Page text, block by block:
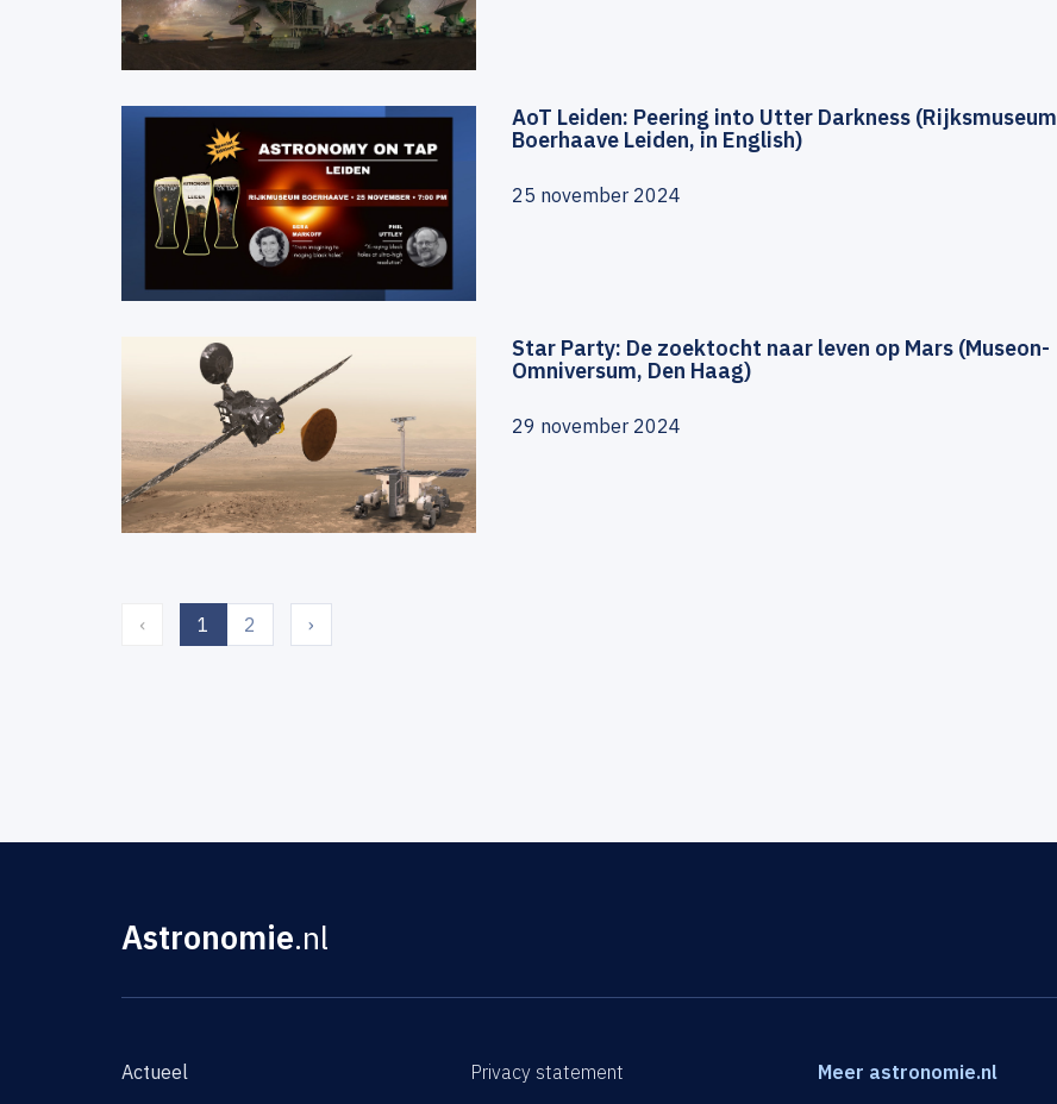
AoT Leiden: Peering into Utter Darkness (Rijksmuseum
Boerhaave Leiden, in English)
25 november 2024
Star Party: De zoektocht naar leven op Mars (Museon-
Omniversum, Den Haag)
29 november 2024
‹ 1 (current)
2 ›
Astronomie.nl
Actueel Privacy statement Meer astronomie.nl